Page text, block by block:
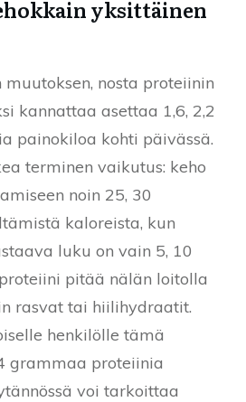
yksittäinen
muutoksen, nosta proteiinin
kannattaa asettaa 1,6, 2,2
painokiloa kohti päivässä.
terminen vaikutus: keho
noin 25, 30
kaloreista, kun
luku on vain 5, 10
pitää nälän loitolla
rasvat tai hiilihydraatit.
henkilölle tämä
grammaa proteiinia
voi tarkoittaa